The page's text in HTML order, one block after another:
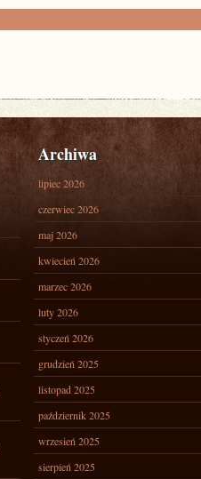
Archiwa
lipiec 2026
czerwiec 2026
maj 2026
kwiecień 2026
marzec 2026
luty 2026
styczeń 2026
grudzień 2025
listopad 2025
październik 2025
wrzesień 2025
sierpień 2025